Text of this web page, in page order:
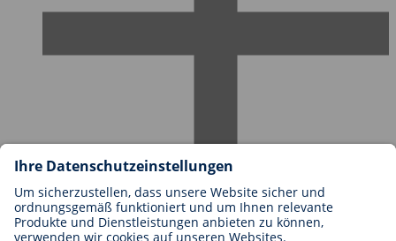
Karriere bei BIOTRONIK
Einstieg